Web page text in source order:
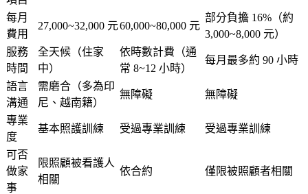
每月
費用
27,000~32,000 元60,000~80,000 元
部分負擔 16%（約
3,000~8,000 元）
服務
時間
全天候（住家
中）
依時數計費（通
常 8~12 小時）
每月最多約 90 小時
語言
溝通
需磨合（多為印
尼、越南籍）
無障礙 無障礙
專業
度
基本照護訓練 受過專業訓練 受過專業訓練
可否
做家
事
限照顧被看護人
相關
依合約 僅限被照顧者相關